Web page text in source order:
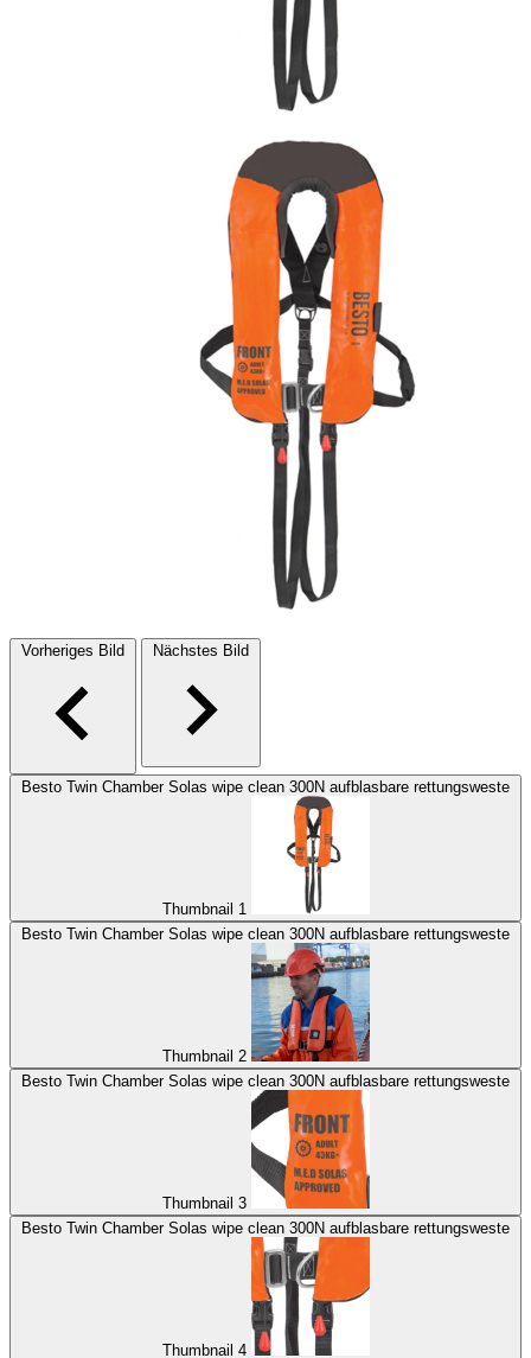
Vorheriges Bild Nächstes Bild
Besto Twin Chamber Solas wipe clean 300N aufblasbare rettungsweste
Thumbnail 1
Besto Twin Chamber Solas wipe clean 300N aufblasbare rettungsweste
Thumbnail 2
Besto Twin Chamber Solas wipe clean 300N aufblasbare rettungsweste
Thumbnail 3
Besto Twin Chamber Solas wipe clean 300N aufblasbare rettungsweste
Thumbnail 4